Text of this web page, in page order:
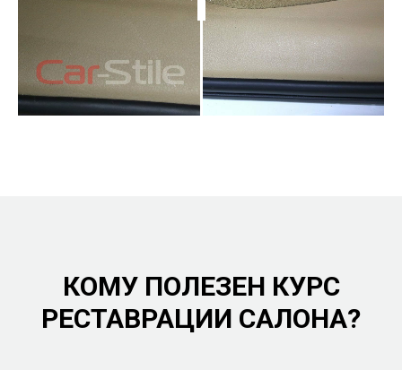
КОМУ ПОЛЕЗЕН КУРС
РЕСТАВРАЦИИ САЛОНА?